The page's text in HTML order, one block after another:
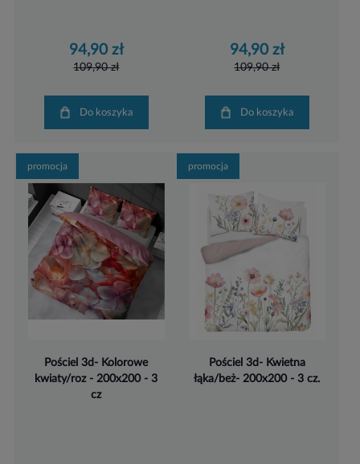
94,90 zł
109,90 zł
Do koszyka
94,90 zł
109,90 zł
Do koszyka
Pościel 3d- Kolorowe
kwiaty/roz - 200x200 - 3
cz
promocja
Pościel 3d- Kwietna
łąka/beż- 200x200 - 3 cz.
promocja